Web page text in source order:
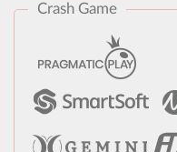
Crash Game